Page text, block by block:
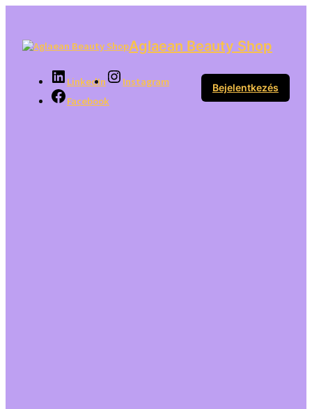
Aglaean Beauty Shop
LinkedIn
Instagram
Facebook
Bejelentkezés